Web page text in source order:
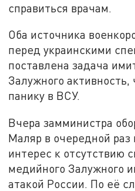
справиться врачам.
Оба источника
перед украинскими
поставлена задача
Залужного
панику в ВСУ.
Вчера замминистра
Маляр в очередной раз
интерес к отсутствию
медийного Залужного
атакой России. По её